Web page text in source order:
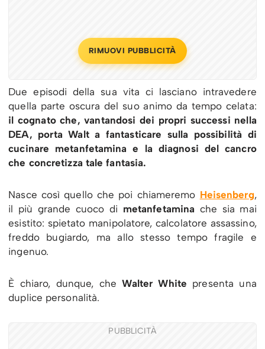
RIMUOVI PUBBLICITÀ
Due episodi della sua vita ci lasciano intravedere
quella parte oscura del suo animo da tempo celata:
il cognato che, vantandosi dei propri successi nella
DEA, porta Walt a fantasticare sulla possibilità di
cucinare metanfetamina e la diagnosi del cancro
che concretizza tale fantasia.
Nasce così quello che poi chiameremo Heisenberg,
il più grande cuoco di metanfetamina che sia mai
esistito: spietato manipolatore, calcolatore assassino,
freddo bugiardo, ma allo stesso tempo fragile e
ingenuo.
È chiaro, dunque, cheWalter White presenta una
duplice personalità.
PUBBLICITÀ